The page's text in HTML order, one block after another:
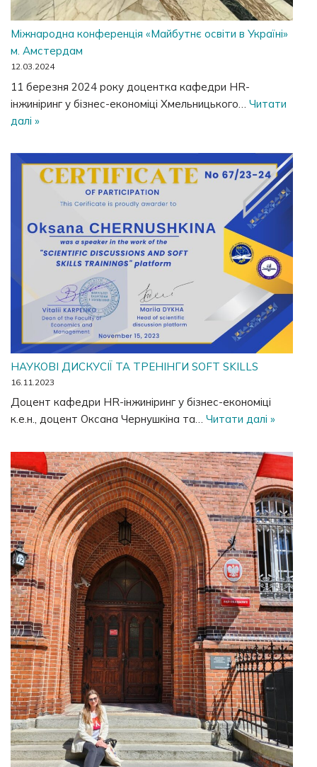
Міжнародна конференція «Майбутнє освіти в Україні»
м. Амстердам
12.03.2024
11 березня 2024 року доцентка кафедри HR-
інжиніринг у бізнес-економіці Хмельницького… Читати
далі »
НАУКОВІ ДИСКУСІЇ ТА ТРЕНІНГИ SOFT SKILLS
16.11.2023
Доцент кафедри HR-інжиніринг у бізнес-економіці
к.е.н., доцент Оксана Чернушкіна та… Читати далі »